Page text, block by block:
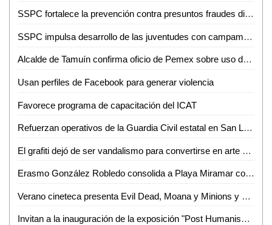
SSPC fortalece la prevención contra presuntos fraudes digitales
SSPC impulsa desarrollo de las juventudes con campamento de verano 2026
Alcalde de Tamuín confirma oficio de Pemex sobre uso de explosivos para actividades petroleras
Usan perfiles de Facebook para generar violencia
Favorece programa de capacitación del ICAT
Refuerzan operativos de la Guardia Civil estatal en San Luis Potosí
El grafiti dejó de ser vandalismo para convertirse en arte urbano
Erasmo González Robledo consolida a Playa Miramar como referente nacional e internacional con el izamiento Blue Flag 2026-2027
Verano cineteca presenta Evil Dead, Moana y Minions y monstruos
Invitan a la inauguración de la exposición "Post Humanism" eros y thanatos, de Ennio Castellano